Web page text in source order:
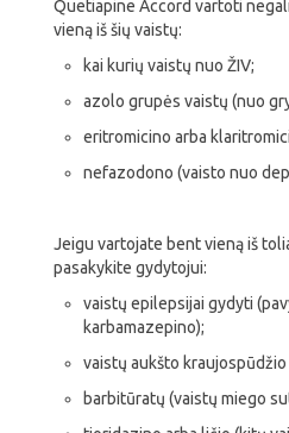
Quetiapine Accord vartoti
vieną iš šių vaistų:
kai kurių vaistų nuo ŽIV;
azolo grupės vaistų (nuo
eritromicino arba
nefazodono (vaisto nuo
Jeigu vartojate bent vieną iš
pasakykite gydytojui:
vaistų epilepsijai gydyti
karbamazepino);
vaistų aukšto
barbitūratų (vaistų miego